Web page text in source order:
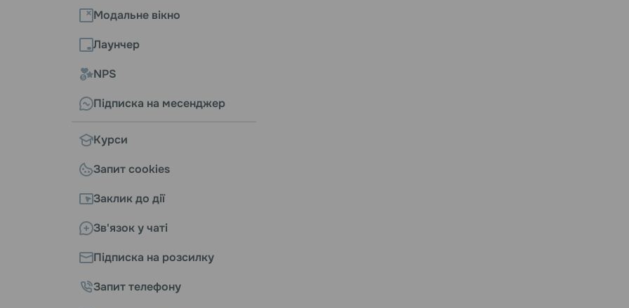
Модальне вікно
Лаунчер
NPS
Підписка на месенджер
Курси
Запит cookies
Заклик до дії
Зв'язок у чаті
Підписка на розсилку
Запит телефону